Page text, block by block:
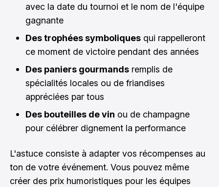
avec la date du tournoi et le nom de l'équipe
gagnante
Des trophées symboliques qui rappelleront
ce moment de victoire pendant des années
Des paniers gourmands remplis de
spécialités locales ou de friandises
appréciées par tous
Des bouteilles de vin ou de champagne
pour célébrer dignement la performance
L'astuce consiste à adapter vos récompenses au
ton de votre événement. Vous pouvez même
créer des prix humoristiques pour les équipes